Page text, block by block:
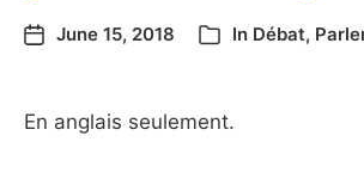
June 15, 2018 In Débat,
En anglais seulement.